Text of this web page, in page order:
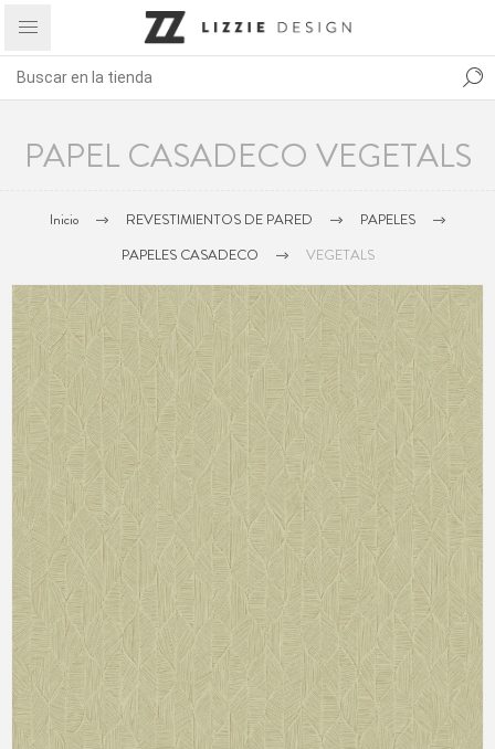
PAPEL CASADECO VEGETALS
Inicio REVESTIMIENTOS DE PARED
PAPELES
PAPELES CASADECO
VEGETALS